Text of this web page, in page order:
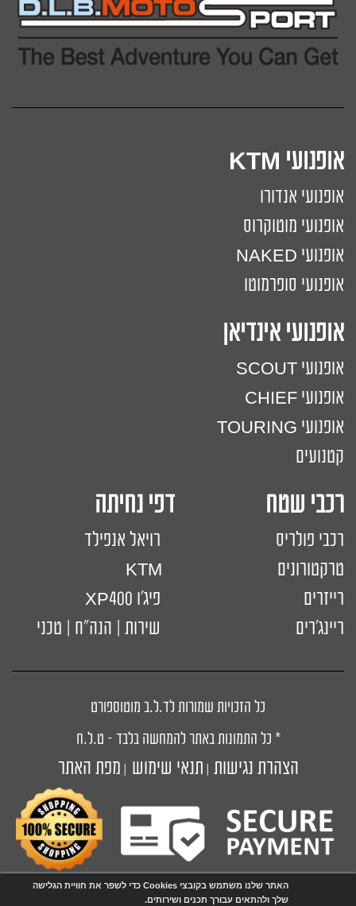
אופנועי KTM
אופנועי אנדורו
אופנועי מוטוקרוס
אופנועי NAKED
אופנועי סופרמוטו
אופנועי אינדיאן
אופנועי SCOUT
אופנועי CHIEF
אופנועי TOURING
קטנועים
רכבי שטח דפי נחיתה
רכבי פולריס
רויאל אנפילד
טרקטורונים
רייזרים
פיג'ו XP400
ריינג'רים
שירות | הנה"ח | טכני
כל הזכויות שמורות לד.ל.ב מוטוספורט
* כל התמונות באתר להמחשה בלבד – ט.ל.ח
הצהרת נגישות תנאי שימוש מפת האתר
האתר שלנו משתמש בקובצי Cookies כדי לשפר את חוויית הגלישה
שלך ולהתאים עבורך תכנים ושירותים.